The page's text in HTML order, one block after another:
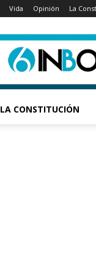
Vida Opinión La
LA CONSTITUCIÓN